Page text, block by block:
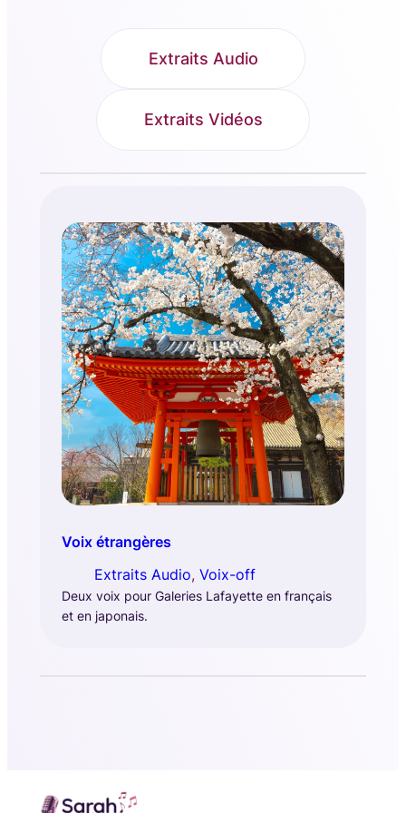
Extraits Audio
Extraits Vidéos
Voix étrangères
Extraits Audio, Voix-off
Deux voix pour Galeries Lafayette en français
et en japonais.